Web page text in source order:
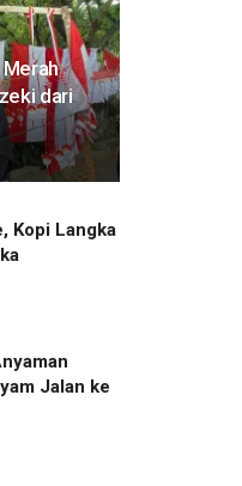
dari
Kopi Langka
Jalan ke